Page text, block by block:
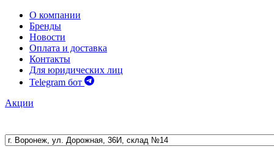
О компании
Бренды
Новости
Оплата и доставка
Контакты
Для юридических лиц
Telegram бот
Акции